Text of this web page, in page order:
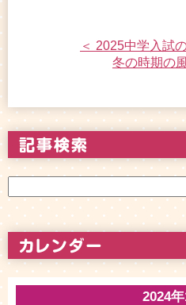
＜ 2025中学入試
冬の時期の
2024年